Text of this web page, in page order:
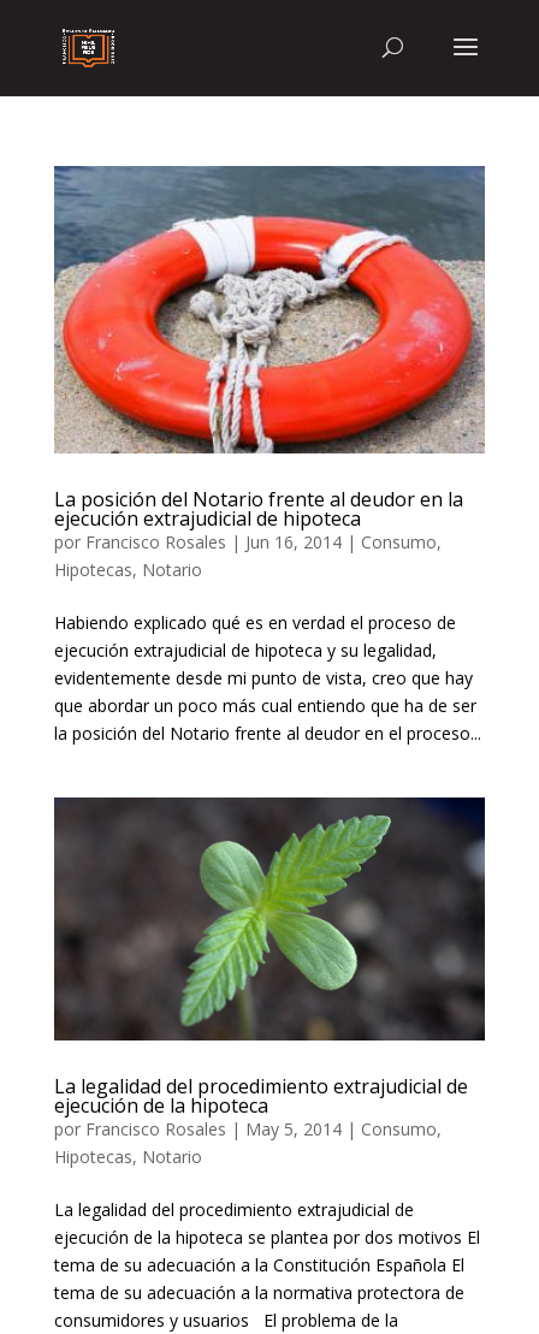
La posición del Notario frente al deudor en la
ejecución extrajudicial de hipoteca
por Francisco Rosales | Jun 16, 2014| Consumo,
Hipotecas, Notario
Habiendo explicado qué es en verdad el proceso de
ejecución extrajudicial de hipoteca y su legalidad,
evidentemente desde mi punto de vista, creo que hay
que abordar un poco más cual entiendo que ha de ser
la posición del Notario frente al deudor en el proceso...
La legalidad del procedimiento extrajudicial de
ejecución de la hipoteca
por Francisco Rosales | May 5, 2014| Consumo,
Hipotecas, Notario
La legalidad del procedimiento extrajudicial de
ejecución de la hipoteca se plantea por dos motivos El
tema de su adecuación a la Constitución Española El
tema de su adecuación a la normativa protectora de
consumidores y usuarios El problema de la